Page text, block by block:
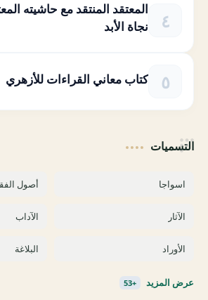
المعتقد المنتقد مع حاشيته
نجاة الأبد
كتاب معاني القراءات للأزهري
التسميات